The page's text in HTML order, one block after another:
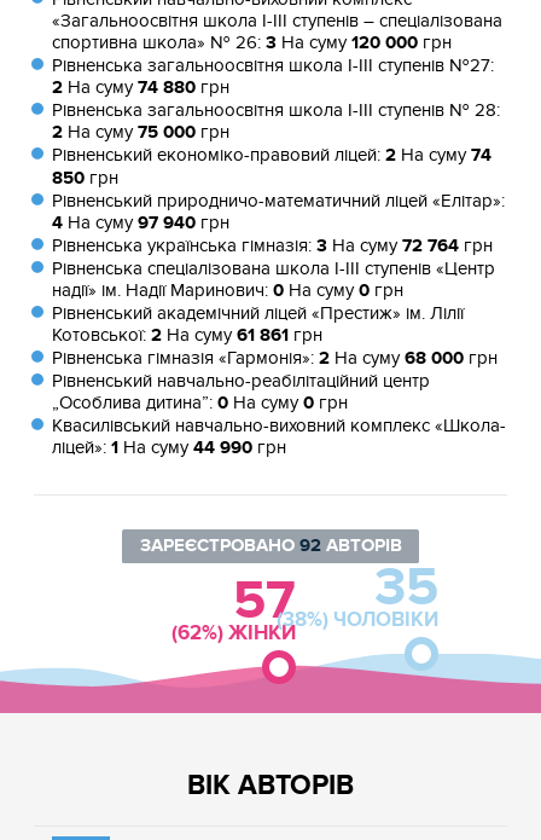
«Загальноосвітня школа І-ІІІ ступенів – спеціалізована
спортивна школа» № 26:3 На суму120 000 грн
Рівненська загальноосвітня школа І-ІІІ ступенів №27:
2 На суму74 880 грн
Рівненська загальноосвітня школа І-ІІІ ступенів № 28:
2 На суму75 000 грн
Рівненський економіко-правовий ліцей:2 На суму74
850 грн
Рівненський природничо-математичний ліцей «Елітар»:
4 На суму97 940 грн
Рівненська українська гімназія:3 На суму72 764 грн
Рівненська спеціалізована школа І-ІІІ ступенів «Центр
надії» ім. Надії Маринович:0 На суму0 грн
Рівненський академічний ліцей «Престиж» ім. Лілії
Котовської:2 На суму61 861 грн
Рівненська гімназія «Гармонія»:2 На суму68 000 грн
Рівненський навчально-реабілітаційний центр
„Особлива дитина”:0 На суму0 грн
Квасилівський навчально-виховний комплекс «Школа-
ліцей»:1 На суму44 990 грн
ЗАРЕЄСТРОВАНО 92АВТОРІВ
57
(62%) ЖІНКИ
35
(38%) ЧОЛОВІКИ
ВІК АВТОРІВ